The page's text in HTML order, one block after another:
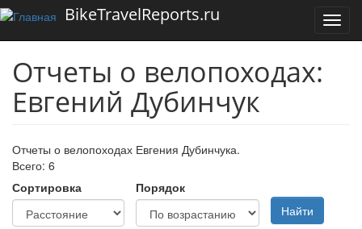
Перейти к основному содержанию
BikeTravelReports.ru
Отчеты о велопоходах:
Евгений Дубинчук
Отчеты о велопоходах Евгения Дубинчука.
Всего: 6
Сортировка
Порядок
Найти